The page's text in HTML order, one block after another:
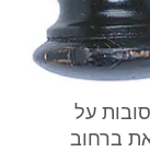
על
ברחוב